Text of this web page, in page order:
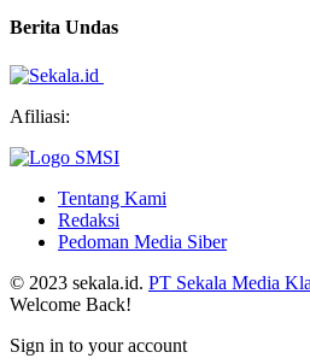
Berita Undas
Afiliasi:
Tentang Kami
Redaksi
Pedoman Media Siber
© 2023 sekala.id. PT Sekala Media
Welcome Back!
Sign in to your account